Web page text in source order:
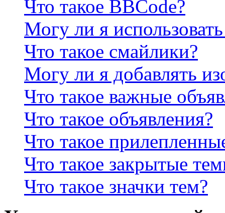
Что такое BBCode?
Могу ли я
Что такое смайлики?
Могу ли я добавлять
Что такое важные
Что такое объявления?
Что такое
Что такое закрытые
Что такое значки тем?